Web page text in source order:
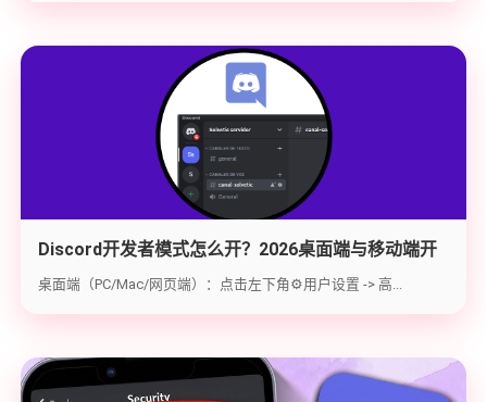
Discord开发者模式怎么开？2026桌面端与移动端开
启教程与获取ID指南
桌面端（PC/Mac/网页端）：点击左下角⚙️用户设置 -> 高...